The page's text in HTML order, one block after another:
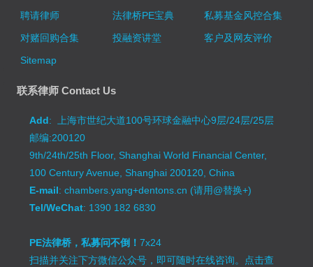
聘请律师
法律桥PE宝典
私募基金风控合集
对赌回购合集
投融资讲堂
客户及网友评价
Sitemap
联系律师 Contact Us
Add: 上海市世纪大道100号环球金融中心9层/24层/25层
邮编:200120
9th/24th/25th Floor, Shanghai World Financial Center,
100 Century Avenue, Shanghai 200120, China
E-mail: chambers.yang+dentons.cn (请用@替换+)
Tel/WeChat: 1390 182 6830
PE法律桥，私募问不倒！7x24
扫描并关注下方微信公众号，即可随时在线咨询。 点击查